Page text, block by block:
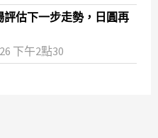
評估下一步走勢，日圓再
下午2點30